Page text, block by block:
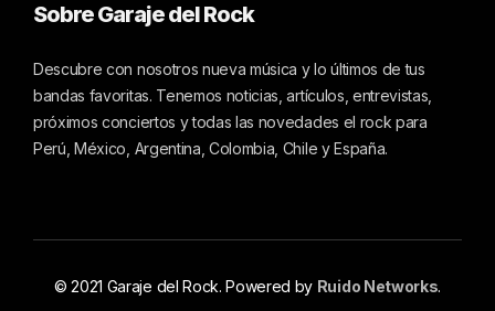
Sobre Garaje del Rock
Descubre con nosotros nueva música y lo últimos de tus
bandas favoritas. Tenemos noticias, artículos, entrevistas,
próximos conciertos y todas las novedades el rock para
Perú, México, Argentina, Colombia, Chile y España.
© 2021 Garaje del Rock. Powered by Ruido Networks.